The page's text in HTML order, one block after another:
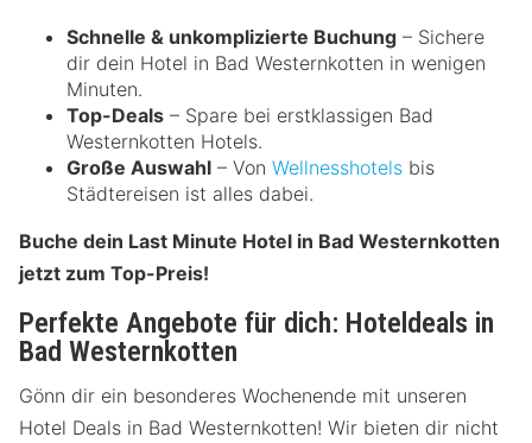
Schnelle & unkomplizierte Buchung – Sichere
dir dein Hotel in Bad Westernkotten in wenigen
Minuten.
Top-Deals – Spare bei erstklassigen Bad
Westernkotten Hotels.
Große Auswahl – Von Wellnesshotels bis
Städtereisen ist alles dabei.
Buche dein Last Minute Hotel in Bad Westernkotten
jetzt zum Top-Preis!
Perfekte Angebote für dich: Hoteldeals in
Bad Westernkotten
Gönn dir ein besonderes Wochenende mit unseren
Hotel Deals in Bad Westernkotten! Wir bieten dir nicht